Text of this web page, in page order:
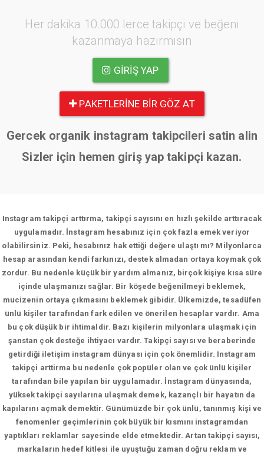
Her dakika 10.000 lerce takipçi ve beğeni
kazanmaya hazırmısın
GIRIŞ YAP
PAKETLERINE BIR GÖZ AT
Gercek organik instagram takipcileri satin alin
Sizler için hemen giriş yap takipçi kazan.
Instagram takipçi arttırma, takipçi sayısını en hızlı şekilde arttıracak
uygulamadır. İnstagram hesabınız için çok fazla emek veriyor
olabilirsiniz. Peki, hesabınız hak ettiği değere ulaştı mı? Milyonlarca
hesap arasından kendi farkınızı, destek almadan ortaya koymak çok
zordur. Bu nedenle küçük bir yardım almanız, birçok kişiye kısa süre
içinde ulaşmanızı sağlar. Bir köşede beğenilmeyi beklemek,
mucizenin ortaya çıkmasını beklemek gibidir. Ülkemizde, tesadüfen
ünlü kişiler tarafından fark edilen ve önerilen hesaplar vardır. Ama
bu çok düşük bir ihtimaldir. Bazı kişilerin milyonlara ulaşmak için
şanstan çok desteğe ihtiyacı vardır. Takipçi sayısı ve beraberinde
getirdiği iletişim instagram dünyası için çok önemlidir. Instagram
takipçi arttirma bu nedenle çok popüler olan ve çok ünlü kişiler
tarafından bile yapılan bir uygulamadır. İnstagram dünyasında,
yüksek takipçi sayılarına ulaşmak demek, kazançlı bir hayatın da
kapılarını açmak demektir. Günümüzde bir çok ünlü, tanınmış kişi ve
fenomenler geçimlerinin çok büyük bir kısmını instagramdan
yaptıkları reklamlar sayesinde elde etmektedir. Artan takipçi sayısı,
markaların hedef kitlesi ile uyuştuğu zaman doğru reklam ve